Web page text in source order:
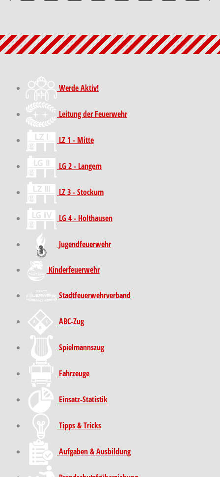
Werde Aktiv!
Leitung der Feuerwehr
LZ 1 - Mitte
LG 2 - Langern
LZ 3 - Stockum
LG 4 - Holthausen
Jugendfeuerwehr
Kinder­feuer­wehr
Stadt­feuer­wehr­verband
ABC-Zug
Spielmannszug
Fahrzeuge
Einsatz-Statistik
Tipps & Tricks
Aufgaben & Ausbildung